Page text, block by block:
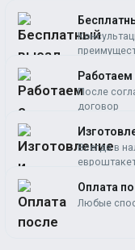
После
договор
Всегда в
Оплата
Любые